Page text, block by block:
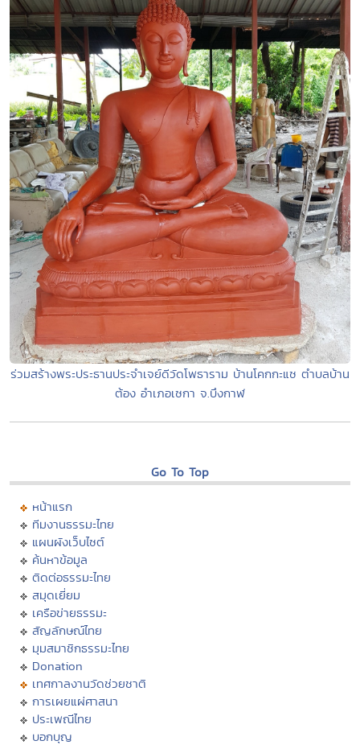
ร่วมสร้างพระประธานประจำเจย์ดีวัดโพธาราม บ้านโคกกะแซ ตำบลบ้าน
ต้อง อำเภอเซกา จ.บึงกาฬ
Go To Top
หน้าแรก
ทีมงานธรรมะไทย
แผนผังเว็บไซต์
ค้นหาข้อมูล
ติดต่อธรรมะไทย
สมุดเยี่ยม
เครือข่ายธรรมะ
สัญลักษณ์ไทย
มุมสมาชิกธรรมะไทย
Donation
เทศกาลงานวัดช่วยชาติ
การเผยแผ่ศาสนา
ประเพณีไทย
บอกบุญ